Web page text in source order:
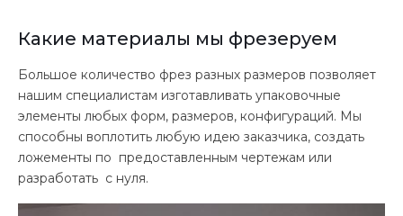
Какие материалы мы фрезеруем
Большое количество фрез разных размеров позволяет
нашим специалистам изготавливать упаковочные
элементы любых форм, размеров, конфигураций. Мы
способны воплотить любую идею заказчика, создать
ложементы по предоставленным чертежам или
разработать с нуля.